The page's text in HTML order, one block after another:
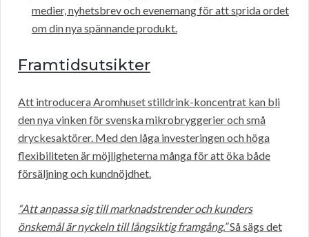
medier, nyhetsbrev och evenemang för att sprida ordet
om din nya spännande produkt.
Framtidsutsikter
Att introducera Aromhuset stilldrink-koncentrat kan bli
den nya vinken för svenska mikrobryggerier och små
dryckesaktörer. Med den låga investeringen och höga
flexibiliteten är möjligheterna många för att öka både
försäljning och kundnöjdhet.
“Att anpassa sig till marknadstrender och kunders
önskemål är nyckeln till långsiktig framgång.”Så sägs det